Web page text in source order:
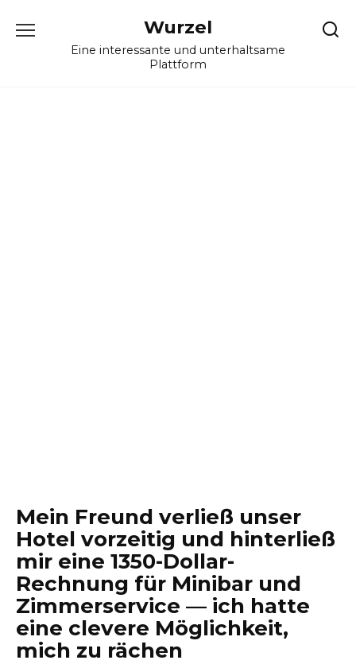
Wurzel
Eine interessante und unterhaltsame
Plattform
Mein Freund verließ unser
Hotel vorzeitig und hinterließ
mir eine 1350-Dollar-
Rechnung für Minibar und
Zimmerservice — ich hatte
eine clevere Möglichkeit,
mich zu rächen